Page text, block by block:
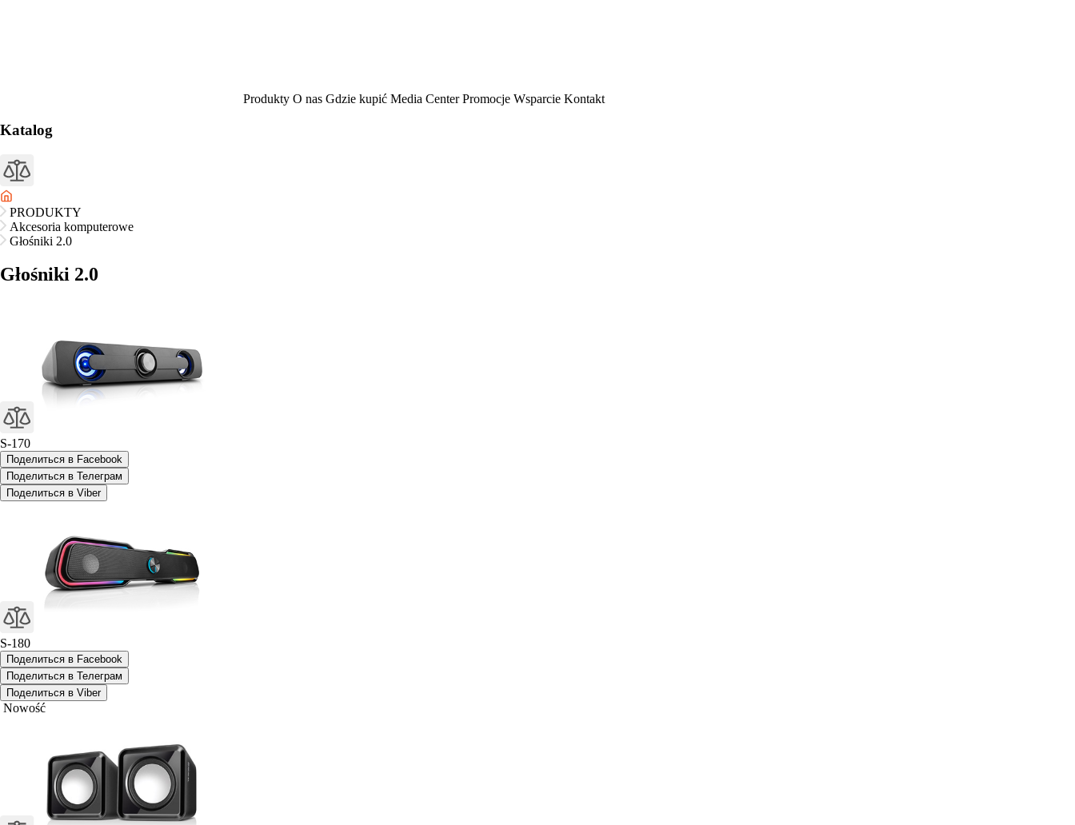
Produkty O nas Gdzie kupić Media CenterPromocje Wsparcie Kontakt
Katalog
PRODUKTY
Akcesoria komputerowe
Głośniki 2.0
Głośniki 2.0
S-170
Поделиться в Facebook
Поделиться в Телеграм
Поделиться в Viber
S-180
Поделиться в Facebook
Поделиться в Телеграм
Поделиться в Viber
Nowość